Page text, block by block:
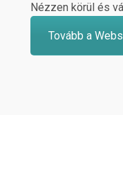
Nézzen körül és
Tovább a